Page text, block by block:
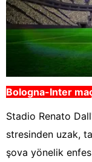
Bologna-Inter
Stadio Renato
stresinden uzak,
şova yönelik